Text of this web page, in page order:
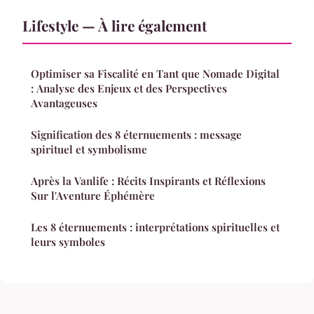
Lifestyle — À lire également
Optimiser sa Fiscalité en Tant que Nomade Digital
: Analyse des Enjeux et des Perspectives
Avantageuses
Signification des 8 éternuements : message
spirituel et symbolisme
Après la Vanlife : Récits Inspirants et Réflexions
Sur l'Aventure Éphémère
Les 8 éternuements : interprétations spirituelles et
leurs symboles